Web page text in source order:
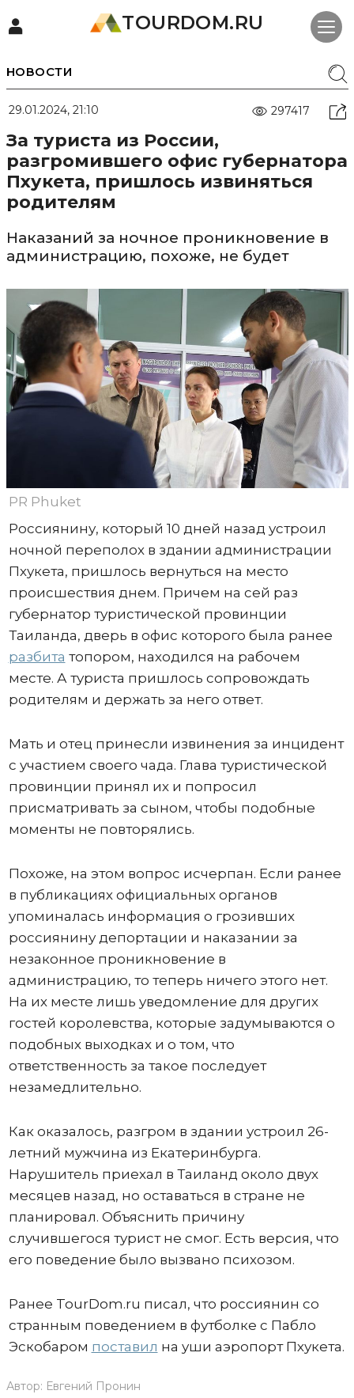
TOURDOM.RU
НОВОСТИ
29.01.2024, 21:10 297417
За туриста из России,
разгромившего офис губернатора
Пхукета, пришлось извиняться
родителям
Наказаний за ночное проникновение в
администрацию, похоже, не будет
PR Phuket
Россиянину, который 10 дней назад устроил
ночной переполох в здании администрации
Пхукета, пришлось вернуться на место
происшествия днем. Причем на сей раз
губернатор туристической провинции
Таиланда, дверь в офис которого была ранее
разбита топором, находился на рабочем
месте. А туриста пришлось сопровождать
родителям и держать за него ответ.
Мать и отец принесли извинения за инцидент
с участием своего чада. Глава туристической
провинции принял их и попросил
присматривать за сыном, чтобы подобные
моменты не повторялись.
Похоже, на этом вопрос исчерпан. Если ранее
в публикациях официальных органов
упоминалась информация о грозивших
россиянину депортации и наказании за
незаконное проникновение в
администрацию, то теперь ничего этого нет.
На их месте лишь уведомление для других
гостей королевства, которые задумываются о
подобных выходках и о том, что
ответственность за такое последует
незамедлительно.
Как оказалось, разгром в здании устроил 26-
летний мужчина из Екатеринбурга.
Нарушитель приехал в Таиланд около двух
месяцев назад, но оставаться в стране не
планировал. Объяснить причину
случившегося турист не смог. Есть версия, что
его поведение было вызвано психозом.
Ранее TourDom.ru писал, что россиянин со
странным поведением в футболке с Пабло
Эскобаром поставил на уши аэропорт Пхукета.
Автор: Евгений Пронин